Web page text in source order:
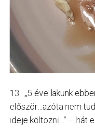
13. ,,5 éve lakunk
először…azóta nem
ideje költözni…” – hát